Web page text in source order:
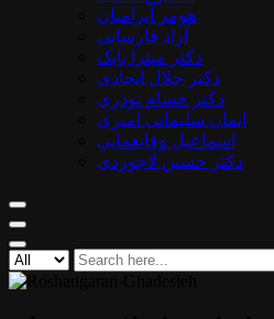
هومر آبرامیان
آزاد فارسانی
دکتر میترا بابک
دکتر جلال ایجادی
دکتر حسام نوذری
ایمان سلیمانی امیری
اسماعیل وفایغمایی
دکتر حسین لاجوردی